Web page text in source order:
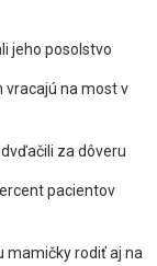
jeho posolstvo
vracajú na most v
za dôveru
pacientov
mamičky rodiť aj na